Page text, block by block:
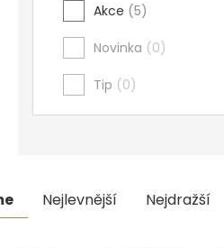
Akce 5
Novinka 0
Tip 0
Nejlevnější Nejdražší